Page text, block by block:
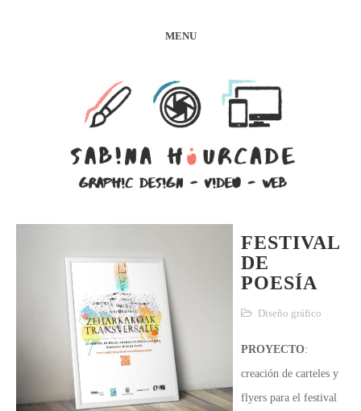
MENU
FESTIVAL
DE
POESÍA
Diseño gráfico
PROYECTO:
creación de carteles y
flyers para el festival